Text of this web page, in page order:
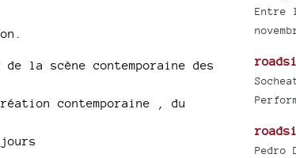
la scène contemporaine des
contemporaine , du
Entre
Pedro